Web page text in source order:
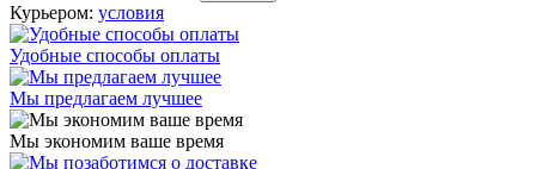
Курьером: условия
Удобные способы оплаты
Мы предлагаем лучшее
Мы экономим ваше время